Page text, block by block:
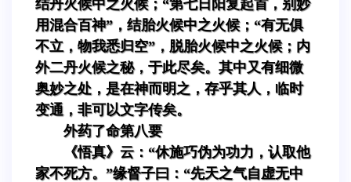
结丹火候中之火候；“第七日阳复起首，别妙
用混合百神”，结胎火候中之火候；“有无俱
不立，物我悉归空”，脱胎火候中之火候；内
外二丹火候之秘，于此尽矣。其中又有细微
奥妙之处，是在神而明之，存乎其人，临时
变通，非可以文字传矣。
外药了命第八要
《悟真》云：“休施巧伪为功力，认取他
家不死方。”缘督子曰：“先天之气自虚无中